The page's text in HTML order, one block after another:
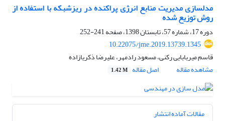
مدلسازی مدیریت منابع انرژی پراکنده در ریزشبکه با استفاده از
روش توزیع شده
دوره 17، شماره 57، تابستان 1398، صفحه
241-252
10.22075/jme.2019.13739.1345
قاسم میربابایی رکنی، مسعود رادمهر، علیرضا ذکریازاده
مشاهده مقاله
اصل مقاله 1.42 M
مقالات آماده انتشار